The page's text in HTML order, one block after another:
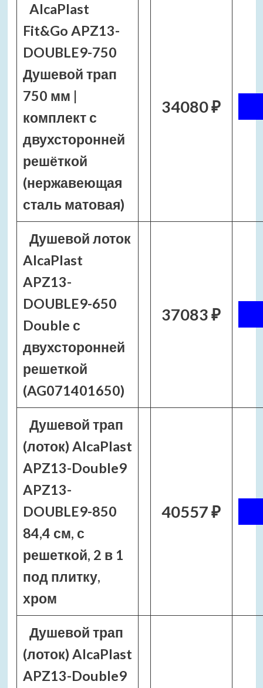
AlcaPlast
Fit&Go APZ13-
DOUBLE9-750
Душевой трап
750 мм |
комплект с
двухсторонней
решёткой
(нержавеющая
сталь матовая)
34080 ₽
Душевой лоток
AlcaPlast
APZ13-
DOUBLE9-650
Double с
двухсторонней
решеткой
(AG071401650)
37083 ₽
Душевой трап
(лоток) AlcaPlast
APZ13-Double9
APZ13-
DOUBLE9-850
84,4 см, с
решеткой, 2 в 1
под плитку,
хром
40557 ₽
Душевой трап
(лоток) AlcaPlast
APZ13-Double9